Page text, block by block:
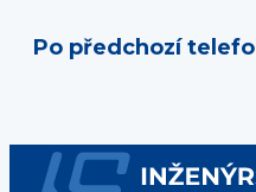
Po předchozí